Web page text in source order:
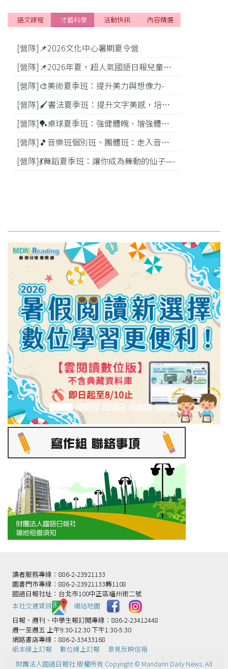
[營隊]📌2026文化中心暑期夏令營
[營隊]📌2026年夏，超人氣國語日報兒童商學院搶先報！
[營隊]🎨美術夏季班：提升美力與想像力-
[營隊]🖌️書法夏季班：提升文字美感，培養專注力—
[營隊]️🏓桌球夏季班：強健體魄、增強體能---
[營隊]🎵️音樂班個別班、團體班：走入音樂世界-
[營隊]💃舞蹈夏季班：讓你成為舞動的仙子—-
語文課程 才藝科學 活動快訊 內容精選
讀者服務專線：886-2-23921133
圖書門市專線：886-2-23921133轉1108
國語日報社址：台北市100中正區福州街二號
本社交通資訊️
網站地圖
日報、週刊、中學生報訂閱專線：886-2-23412448
週一至週五 上午9:30-12:30 下午1:30-5:30
網路書店專線：886-2-33433168
紙本線上訂報
數位線上訂報
意見反映信箱
財團法人國語日報社 版權所有 Copyright © Mandarin Daily News. All